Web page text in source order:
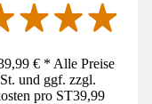
€ * Alle Preise
und ggf. zzgl.
pro ST39,99